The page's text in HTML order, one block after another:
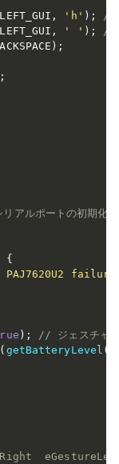
, 'h' ) ;
//
, ' ' ) ;
//
) ;
;
アルポートの初期化
{
) ;
// ジェスチャー
( getBatteryLevel (